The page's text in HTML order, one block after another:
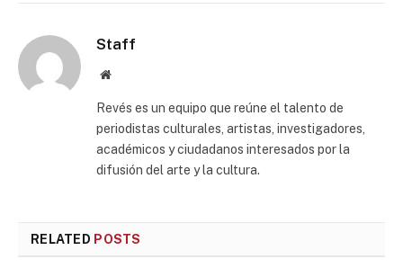
Staff
Website
Revés es un equipo que reúne el talento de
periodistas culturales, artistas, investigadores,
académicos y ciudadanos interesados por la
difusión del arte y la cultura.
RELATED POSTS